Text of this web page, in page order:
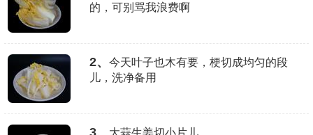
的，可别骂我浪费啊
2、
今天叶子也木有要，梗切成均匀的段
儿，洗净备用
3、 大蒜生姜切小片儿